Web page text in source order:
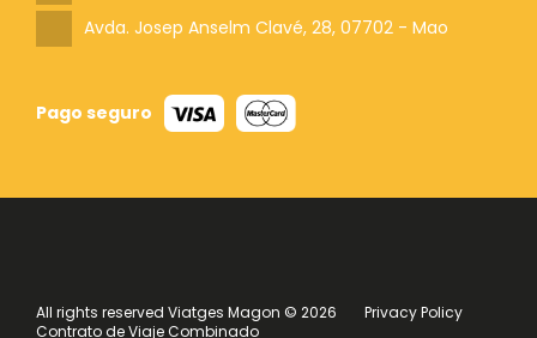
Avda. Josep Anselm Clavé, 28, 07702 - Mao
Pago seguro
All rights reserved Viatges Magon © 2026
Privacy Policy
Contrato de Viaje Combinado